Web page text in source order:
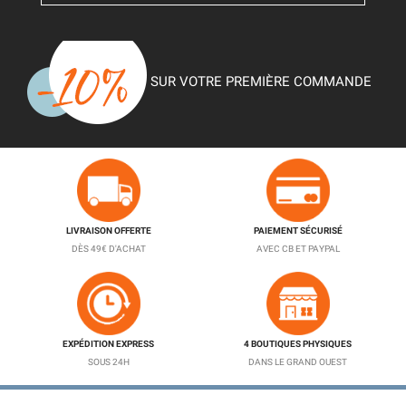
SUR VOTRE PREMIÈRE COMMANDE
LIVRAISON OFFERTE
DÈS 49€ D'ACHAT
PAIEMENT SÉCURISÉ
AVEC CB ET PAYPAL
EXPÉDITION EXPRESS
SOUS 24H
4 BOUTIQUES PHYSIQUES
DANS LE GRAND OUEST